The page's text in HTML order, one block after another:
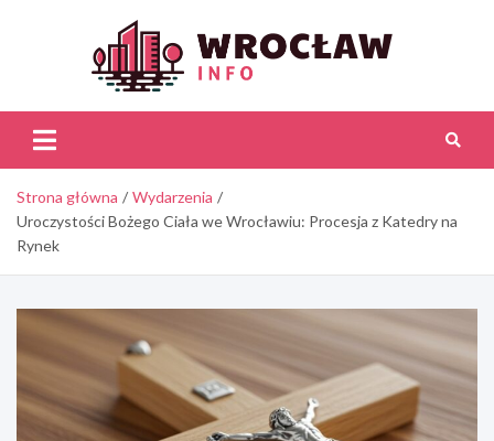
Strona główna
Wydarzenia
Uroczystości Bożego Ciała we Wrocławiu: Procesja z Katedry na
Rynek